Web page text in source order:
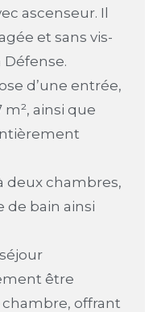
ascenseur. Il
et sans vis-
Défense.
d’une entrée,
ainsi que
deux chambres,
de bain ainsi
être
offrant